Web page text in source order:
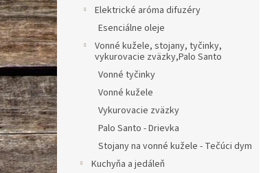
Elektrické aróma difuzéry
Esenciálne oleje
Vonné kužele, stojany, tyčinky,
vykurovacie zväzky,Palo Santo
Vonné tyčinky
Vonné kužele
Vykurovacie zväzky
Palo Santo - Drievka
Stojany na vonné kužele - Tečúci dym
Kuchyňa a jedáleň